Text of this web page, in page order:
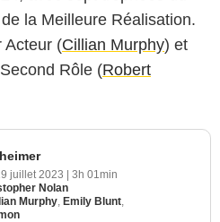
la Meilleure Réalisation.
Acteur (Cillian Murphy) et
Rôle (Robert
juillet 2023 | 3h 01min
Nolan
Murphy Emily Blunt